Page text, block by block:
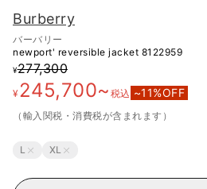
Burberry
バーバリー
newport' reversible jacket 8122959
¥277,300
¥245,700~ 税込 ~11%OFF
（輸入関税・消費税が含まれます）
L XL